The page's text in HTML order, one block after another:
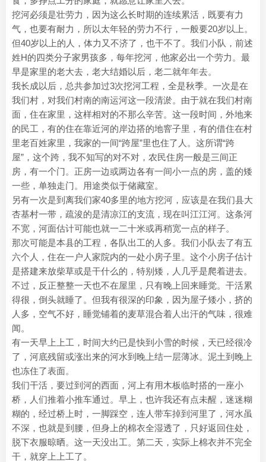
挖河必须是壮劳力，因为这么长时期的连续累活，既要有力
气，也要有耐力，所以太年轻的劳力不行，一般要20岁以上。
但40岁以上的人，体力又不济了，也干不了。我们小队，前述
姓H的四类分子家男孩多，每年挖河，他家必出一个劳力。最
早是家里的老大去，老大结婚以后，老二就年年去。
我长成以后，总共参加过3次挖河工程，全是秋季。一次是在
我们村，对我们村南的南运河这一段清淤。由于就在我们村南
面，住在家里，这样相对的不那么辛苦。这一段时间，外地来
的民工，有的住在靠近河的岸边搭的地窨子里，有的借住在村
里老百姓家里，我家的一间“跨屋”里也住了人。这所谓“跨
屋”，这个跨，我不知写的对不对，农民住房一般是三间正
房，有一个门。正房一边或两边各有一间小一点的房，盖的矮
一些，单独走门。用途类似于储藏室。
另有一次是到离我们家40多里的地方挖河，应该是在我们县大
杏基村一带，疏浚的是清凉江的支流，现在叫江江河。这条河
不宽，河面估计可能也就一二十米或再稍宽一点的样子。
那次可能是本县的工程，各队出工的人多。我们小队去了有五
六个人，住在一户人家院内的一处小房子里。这个小房子估计
是搭建来放柴草或是干什么的，特别矮，人几乎是爬着进去。
不过，反正整整一天也不在屋里，只有晚上回来睡觉。干活累
得很，倒头就睡了。但我有很深的印象，因为屋子矮小，挤的
人多，空气不好，睡觉铺着的麦草混合着人出汗的气味，很难
闻。
有一天早上上工，时间大约已是快到小雪的时候，天已经很冷
了，河底残留或涨出来的河水到晚上结一层薄冰。泥土到晚上
也冻住了表面。
我们干活，要过到河的西面，河上有用木板临时搭的一座小
桥，人们推着小推车通过。早上，也许我还有点未醒，迷迷糊
糊的，经过桥上时，一脚踩空，连人带车掉到河里了，河水虽
不深，也就是到腰，但身上的棉衣全湿透了，只好返回住处，
脱下衣服晾晒。这一天没出工。第二天，实际上棉衣并不完全
干，就穿上上工了。